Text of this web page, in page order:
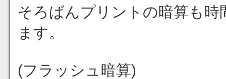
そろばんプリントの暗算も
ます。
(フラッシュ暗算)